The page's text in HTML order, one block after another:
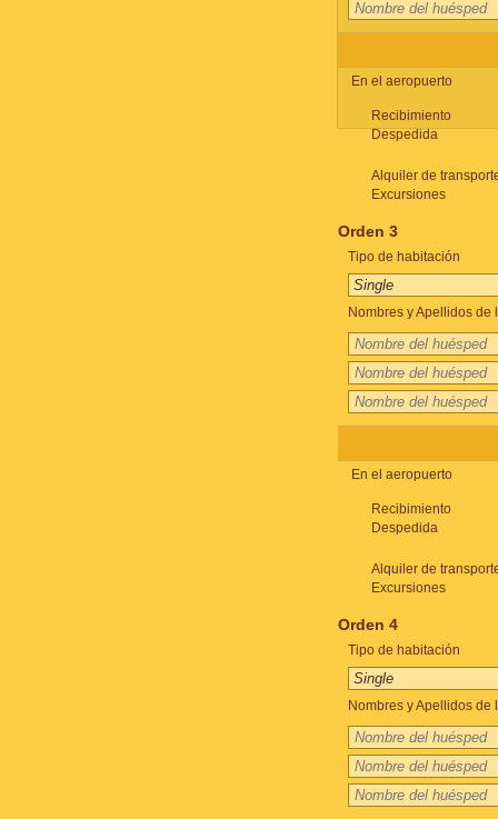
En el aeropuerto
Recibimiento
Despedida
Alquiler de
Excursiones
Orden 3
Tipo de habitación
Nombres y Apellidos
En el aeropuerto
Recibimiento
Despedida
Alquiler de
Excursiones
Orden 4
Tipo de habitación
Nombres y Apellidos